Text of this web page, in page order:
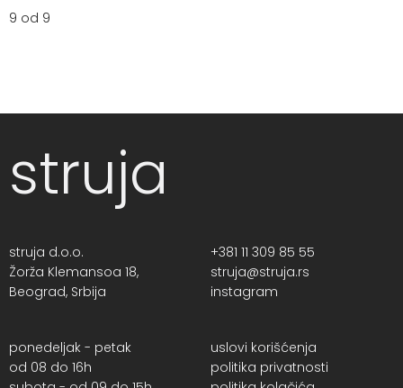
9 od 9
struja
struja d.o.o.
Žorža Klemansoa 18,
Beograd, Srbija
+381 11 309 85 55
struja@struja.rs
instagram
ponedeljak - petak
od 08 do 16h
uslovi korišćenja
politika privatnosti